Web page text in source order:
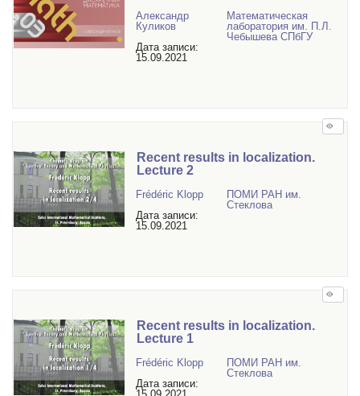
Александр
Куликов
Дата записи:
15.09.2021
Математичеcкая
лаборатория им. П.Л.
Чебышева СПбГУ
Recent results in localization.
Lecture 2
Frédéric Klopp
Дата записи:
15.09.2021
ПОМИ РАН им.
Стеклова
Recent results in localization.
Lecture 1
Frédéric Klopp
Дата записи:
ПОМИ РАН им.
Стеклова